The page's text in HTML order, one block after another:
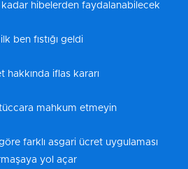
hibelerden faydalanabilecek
ilk ben fıstığı geldi
hakkında iflas kararı
mahkum etmeyin
farklı asgari ücret uygulaması
yol açar